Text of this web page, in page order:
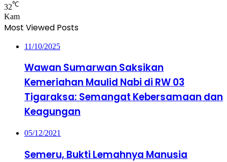
32℃
Kam
Most Viewed Posts
11/10/2025
Wawan Sumarwan Saksikan
Kemeriahan Maulid Nabi di RW 03
Tigaraksa: Semangat Kebersamaan dan
Keagungan
05/12/2021
Semeru, Bukti Lemahnya Manusia